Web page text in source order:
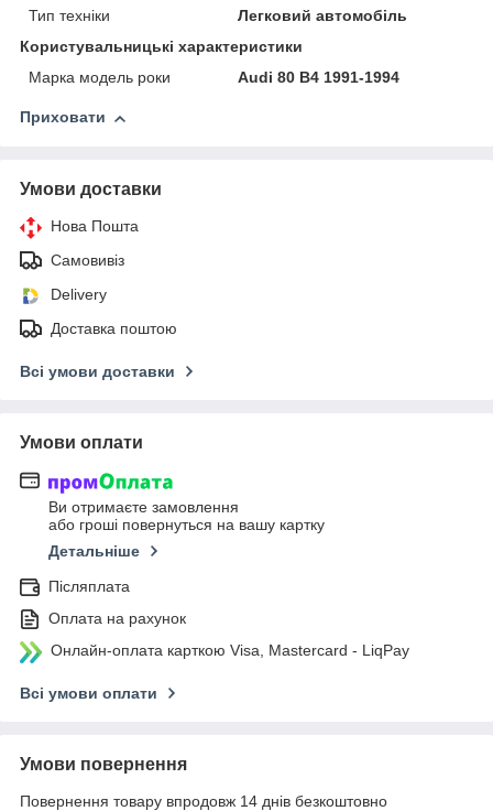
Тип техніки
Легковий автомобіль
Користувальницькі характеристики
Марка модель роки
Audi 80 B4 1991-1994
Приховати
Умови доставки
Нова Пошта
Самовивіз
Delivery
Доставка поштою
Всі умови доставки
Умови оплати
Ви отримаєте замовлення
або гроші повернуться на вашу картку
Детальніше
Післяплата
Оплата на рахунок
Онлайн-оплата карткою Visa, Mastercard - LiqPay
Всі умови оплати
Умови повернення
Повернення товару впродовж 14 днів безкоштовно